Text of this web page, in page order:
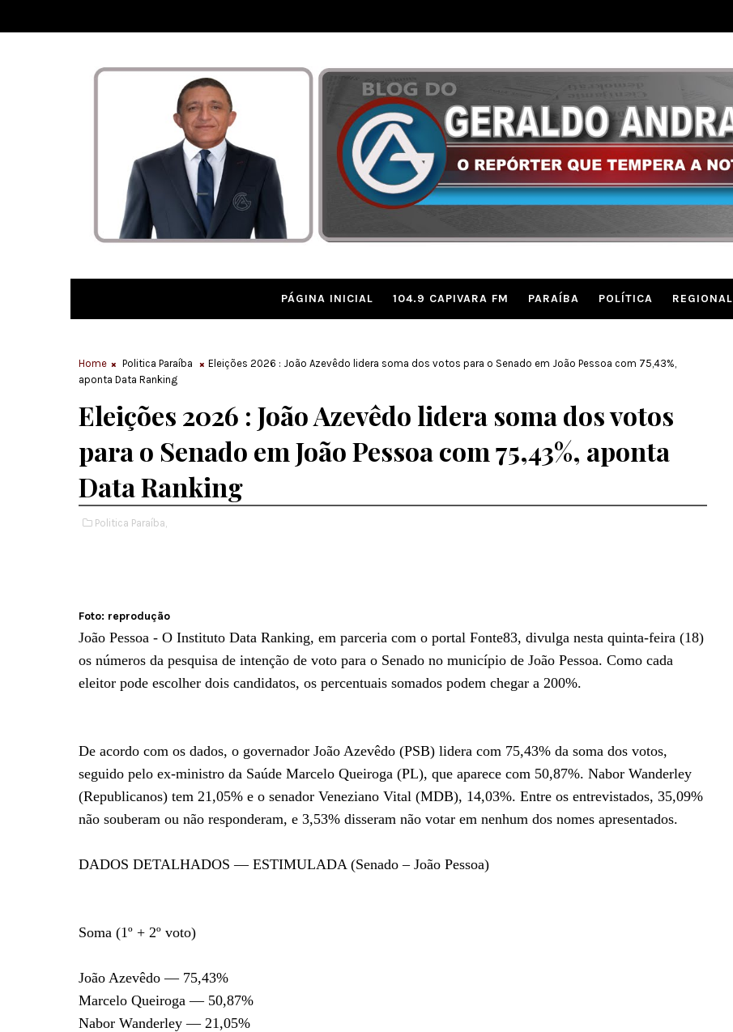
PÁGINA INICIAL 104.9 CAPIVARA FM PARAÍBA POLÍTICA REGIONAL
Home Politica Paraíba
Eleições 2026 : João Azevêdo lidera soma dos votos para o Senado em João Pessoa com 75,43%,
aponta Data Ranking
Eleições 2026 : João Azevêdo lidera soma dos votos
para o Senado em João Pessoa com 75,43%, aponta
Data Ranking
Politica Paraíba,
Foto: reprodução
João Pessoa - O Instituto Data Ranking, em parceria com o portal Fonte83, divulga nesta quinta-feira (18)
os números da pesquisa de intenção de voto para o Senado no município de João Pessoa. Como cada
eleitor pode escolher dois candidatos, os percentuais somados podem chegar a 200%.
De acordo com os dados, o governador João Azevêdo (PSB) lidera com 75,43% da soma dos votos,
seguido pelo ex-ministro da Saúde Marcelo Queiroga (PL), que aparece com 50,87%. Nabor Wanderley
(Republicanos) tem 21,05% e o senador Veneziano Vital (MDB), 14,03%. Entre os entrevistados, 35,09%
não souberam ou não responderam, e 3,53% disseram não votar em nenhum dos nomes apresentados.
DADOS DETALHADOS — ESTIMULADA (Senado – João Pessoa)
Soma (1º + 2º voto)
João Azevêdo — 75,43%
Marcelo Queiroga — 50,87%
Nabor Wanderley — 21,05%